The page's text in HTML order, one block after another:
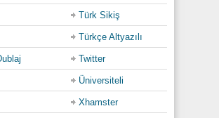
Türk Sikiş
Türkçe Altyazılı
Twitter
Üniversiteli
Xhamster